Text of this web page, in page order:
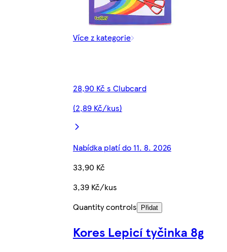
Více z kategorie
28,90 Kč s Clubcard
(2,89 Kč/kus)
Nabídka platí do 11. 8. 2026
33,90 Kč
3,39 Kč/kus
Quantity controls
Přidat
Kores Lepicí tyčinka 8g